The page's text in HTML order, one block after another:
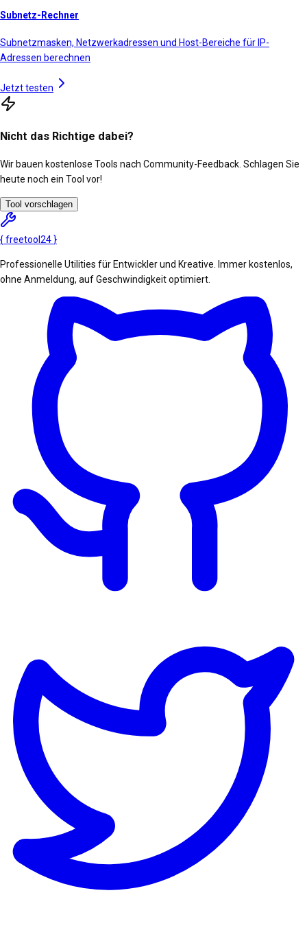
Subnetz-Rechner
Subnetzmasken, Netzwerkadressen und Host-Bereiche für IP-
Adressen berechnen
Jetzt testen
Nicht das Richtige dabei?
Wir bauen kostenlose Tools nach Community-Feedback. Schlagen Sie
heute noch ein Tool vor!
Tool vorschlagen
{freetool 24 }
Professionelle Utilities für Entwickler und Kreative. Immer kostenlos,
ohne Anmeldung, auf Geschwindigkeit optimiert.